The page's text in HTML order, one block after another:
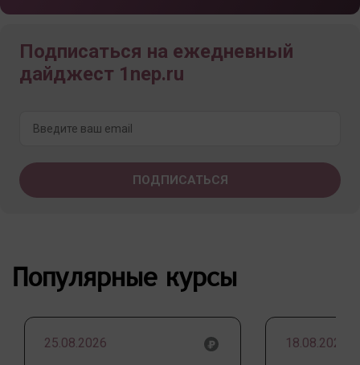
Подписаться на ежедневный
дайджест 1nep.ru
Популярные курсы
25.08.2026 18.08.2026